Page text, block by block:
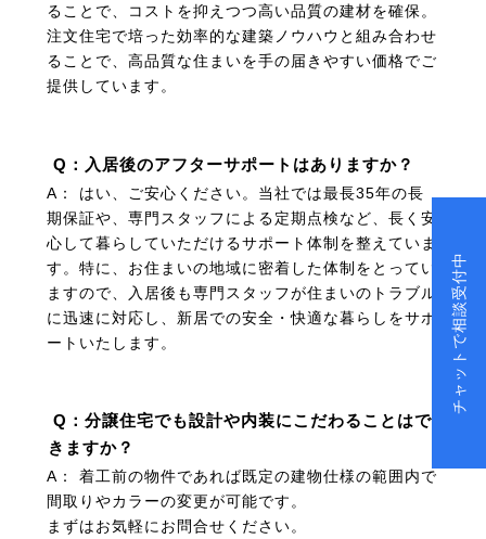
ることで、コストを抑えつつ高い品質の建材を確保。
注文住宅で培った効率的な建築ノウハウと組み合わせ
ることで、高品質な住まいを手の届きやすい価格でご
提供しています。
Q：入居後のアフターサポートはありますか？
A： はい、ご安心ください。当社では最長35年の長
期保証や、専門スタッフによる定期点検など、長く安
心して暮らしていただけるサポート体制を整えていま
す。特に、お住まいの地域に密着した体制をとってい
ますので、入居後も専門スタッフが住まいのトラブル
に迅速に対応し、新居での安全・快適な暮らしをサポ
ートいたします。
Q：分譲住宅でも設計や内装にこだわることはで
きますか？
A： 着工前の物件であれば既定の建物仕様の範囲内で
間取りやカラーの変更が可能です。
まずはお気軽にお問合せください。
チャットで相談受付中